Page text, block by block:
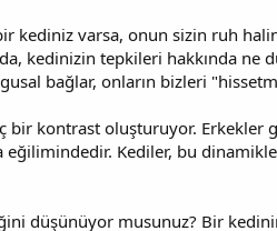
kediniz varsa, onun sizin ruh
kedinizin tepkileri hakkında ne
bağlar, onların bizleri
bir kontrast oluşturuyor.
Kediler, bu
düşünüyor musunuz? Bir